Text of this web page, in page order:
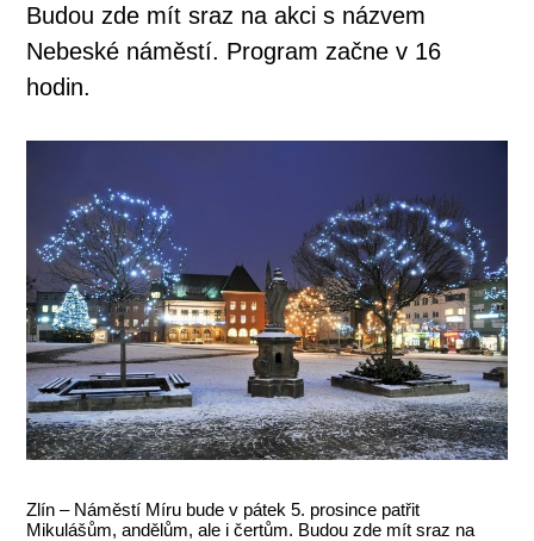
Budou zde mít sraz na akci s názvem
Nebeské náměstí. Program začne v 16
hodin.
Zlín – Náměstí Míru bude v pátek 5. prosince patřit
Mikulášům, andělům, ale i čertům. Budou zde mít sraz na